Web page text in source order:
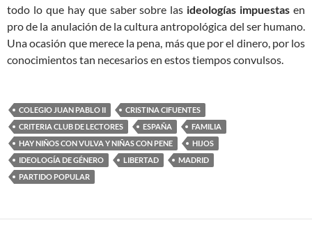
todo lo que hay que saber sobre las ideologías impuestas en
pro de la anulación de la cultura antropológica del ser humano.
Una ocasión que merece la pena, más que por el dinero, por los
conocimientos tan necesarios en estos tiempos convulsos.
COLEGIO JUAN PABLO II
CRISTINA CIFUENTES
CRITERIA CLUB DE LECTORES
ESPAÑA
FAMILIA
HAY NIÑOS CON VULVA Y NIÑAS CON PENE
HIJOS
IDEOLOGÍA DE GÉNERO
LIBERTAD
MADRID
PARTIDO POPULAR